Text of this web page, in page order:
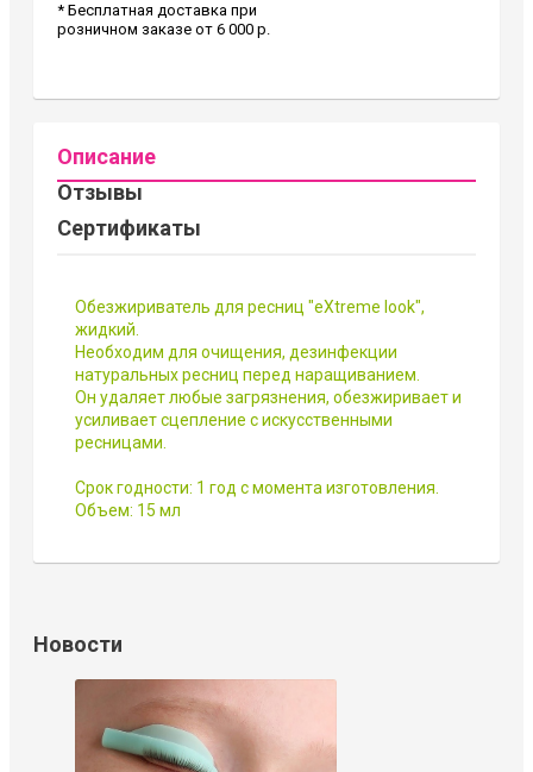
* Бесплатная доставка при
розничном заказе от 6 000 р.
Описание
Отзывы
Сертификаты
Обезжириватель для ресниц "eXtreme look",
жидкий.
Необходим для очищения, дезинфекции
натуральных ресниц перед наращиванием.
Он удаляет любые загрязнения, обезжиривает и
усиливает сцепление с искусственными
ресницами.
Срок годности: 1 год с момента изготовления.
Объем: 15 мл
Новости